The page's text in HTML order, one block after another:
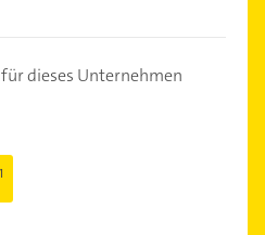
dieses Unternehmen